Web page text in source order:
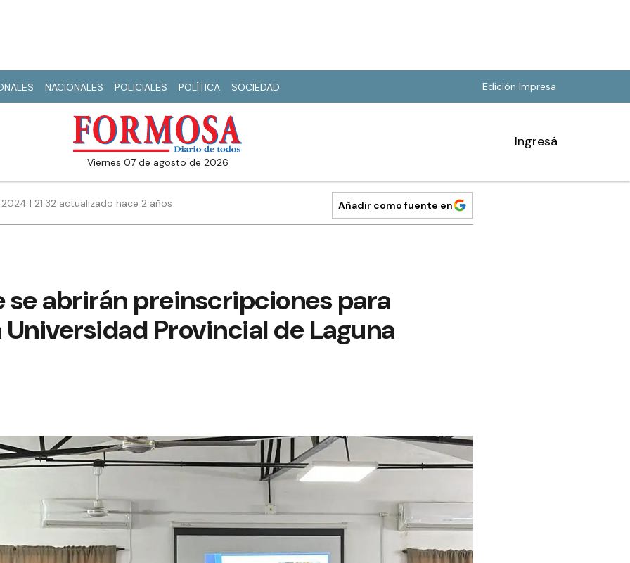
NACIONALES POLICIALES POLÍTICA SOCIEDAD Edición Impresa
viernes 07 de agosto de 2026
Ingresá
| 21:32 actualizado hace 2 años Añadir como fuente en
se abrirán preinscripciones para
Provincial de Laguna